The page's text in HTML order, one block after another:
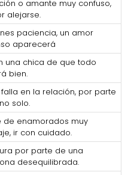
o amante muy confuso,
alejarse.
paciencia, un amor
aparecerá
una chica de que todo
bien.
en la relación, por parte
solo.
de enamorados muy
ir con cuidado.
por parte de una
desequilibrada.